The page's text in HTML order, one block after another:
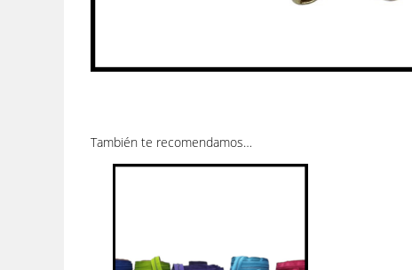
También te recomendamos…